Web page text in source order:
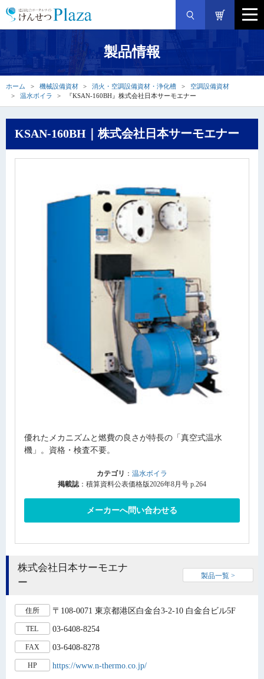
製品情報
ホーム 機械設備資材 消火・空調設備資材・浄化槽
空調設備資材
温水ボイラ
『KSAN-160BH』株式会社日本サーモエナー
KSAN-160BH｜株式会社日本サーモエナー
優れたメカニズムと燃費の良さが特長の「真空式温水
機」。資格・検査不要。
カテゴリ ： 温水ボイラ
掲載誌：積算資料公表価格版2026年8月号 p.264
メーカーへ問い合わせる
株式会社日本サーモエナ
ー
製品一覧 >
住所 〒108-0071 東京都港区白金台3-2-10 白金台ビル5F
TEL 03-6408-8254
FAX 03-6408-8278
HP https://www.n-thermo.co.jp/